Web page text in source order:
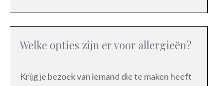
Welke opties zijn er voor allergieën?
Krijg je bezoek van iemand die te maken heeft